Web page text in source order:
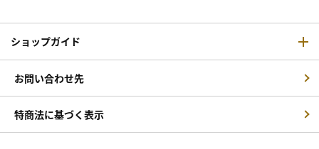
ショップガイド
お問い合わせ先
特商法に基づく表示